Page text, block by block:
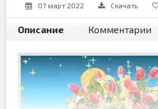
07 март 2022
Скачать
Описание Комментарии